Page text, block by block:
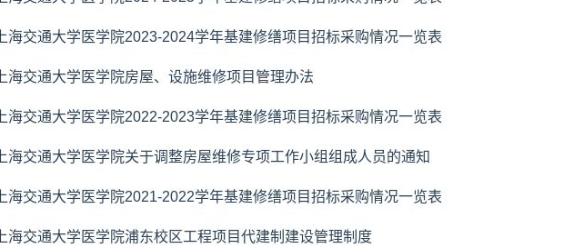
上海交通大学医学院2023-2024学年基建修缮项目招标采购情况一览表
上海交通大学医学院房屋、设施维修项目管理办法
上海交通大学医学院2022-2023学年基建修缮项目招标采购情况一览表
上海交通大学医学院关于调整房屋维修专项工作小组组成人员的通知
上海交通大学医学院2021-2022学年基建修缮项目招标采购情况一览表
上海交通大学医学院浦东校区工程项目代建制建设管理制度